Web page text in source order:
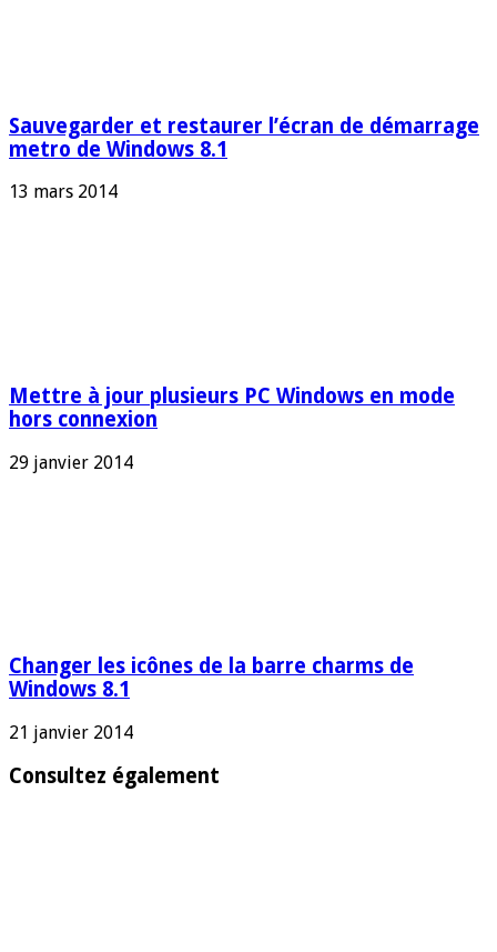
Sauvegarder et restaurer l’écran de démarrage
metro de Windows 8.1
13 mars 2014
Mettre à jour plusieurs PC Windows en mode
hors connexion
29 janvier 2014
Changer les icônes de la barre charms de
Windows 8.1
21 janvier 2014
Consultez également